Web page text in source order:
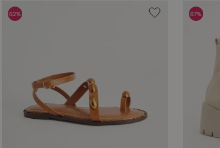
62% 67%